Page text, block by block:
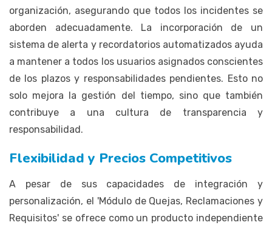
organización, asegurando que todos los incidentes se
aborden adecuadamente. La incorporación de un
sistema de alerta y recordatorios automatizados ayuda
a mantener a todos los usuarios asignados conscientes
de los plazos y responsabilidades pendientes. Esto no
solo mejora la gestión del tiempo, sino que también
contribuye a una cultura de transparencia y
responsabilidad.
Flexibilidad y Precios Competitivos
A pesar de sus capacidades de integración y
personalización, el 'Módulo de Quejas, Reclamaciones y
Requisitos' se ofrece como un producto independiente